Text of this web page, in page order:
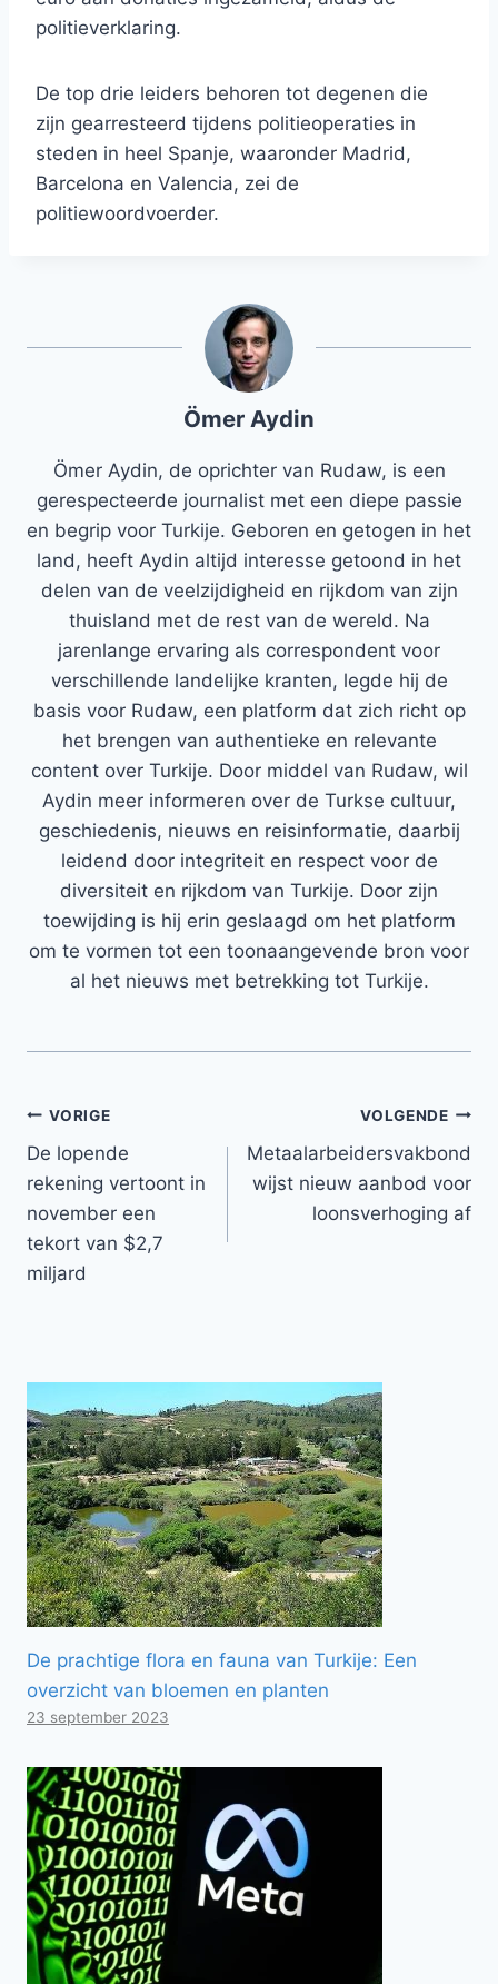
politieverklaring.
De top drie leiders behoren tot degenen die
zijn gearresteerd tijdens politieoperaties in
steden in heel Spanje, waaronder Madrid,
Barcelona en Valencia, zei de
politiewoordvoerder.
Ömer Aydin
Ömer Aydin, de oprichter van Rudaw, is een
gerespecteerde journalist met een diepe passie
en begrip voor Turkije. Geboren en getogen in het
land, heeft Aydin altijd interesse getoond in het
delen van de veelzijdigheid en rijkdom van zijn
thuisland met de rest van de wereld. Na
jarenlange ervaring als correspondent voor
verschillende landelijke kranten, legde hij de
basis voor Rudaw, een platform dat zich richt op
het brengen van authentieke en relevante
content over Turkije. Door middel van Rudaw, wil
Aydin meer informeren over de Turkse cultuur,
geschiedenis, nieuws en reisinformatie, daarbij
leidend door integriteit en respect voor de
diversiteit en rijkdom van Turkije. Door zijn
toewijding is hij erin geslaagd om het platform
om te vormen tot een toonaangevende bron voor
al het nieuws met betrekking tot Turkije.
Bericht
navigatie
VORIGE
De lopende
rekening vertoont in
november een
tekort van $2,7
miljard
VOLGENDE
Metaalarbeidersvakbond
wijst nieuw aanbod voor
loonsverhoging af
De prachtige flora en fauna van Turkije: Een
overzicht van bloemen en planten
23 september 2023